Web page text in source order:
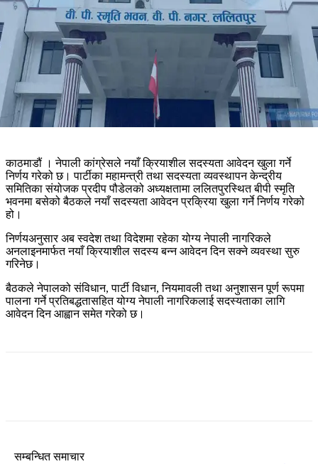
काठमाडौं । नेपाली कांग्रेसले नयाँ क्रियाशील सदस्यता आवेदन खुला गर्ने
निर्णय गरेको छ। पार्टीका महामन्त्री तथा सदस्यता व्यवस्थापन केन्द्रीय
समितिका संयोजक प्रदीप पौडेलको अध्यक्षतामा ललितपुरस्थित बीपी स्मृति
भवनमा बसेको बैठकले नयाँ सदस्यता आवेदन प्रक्रिया खुला गर्ने निर्णय गरेको
हो।
निर्णयअनुसार अब स्वदेश तथा विदेशमा रहेका योग्य नेपाली नागरिकले
अनलाइनमार्फत नयाँ क्रियाशील सदस्य बन्न आवेदन दिन सक्ने व्यवस्था सुरु
गरिनेछ।
बैठकले नेपालको संविधान, पार्टी विधान, नियमावली तथा अनुशासन पूर्ण रूपमा
पालना गर्ने प्रतिबद्धतासहित योग्य नेपाली नागरिकलाई सदस्यताका लागि
आवेदन दिन आह्वान समेत गरेको छ।
सम्बन्धित समाचार